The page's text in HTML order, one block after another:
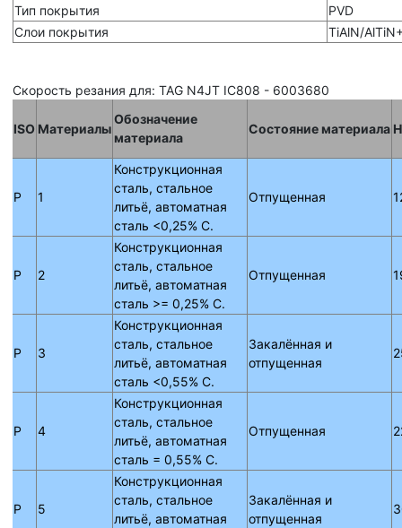
Тип покрытия
PVD
Слои покрытия
TiAlN/
Скорость резания для: TAG N4JT IC808 - 6003680
ISO Материалы
Обозначение
материала
Состояние материала
P 1
Конструкционная
сталь, стальное
литьё, автоматная
сталь <0,25% C.
Отпущенная
P 2
Конструкционная
сталь, стальное
литьё, автоматная
сталь >= 0,25% C.
Отпущенная
P 3
Конструкционная
сталь, стальное
литьё, автоматная
сталь <0,55% C.
Закалённая и
отпущенная
P 4
Конструкционная
сталь, стальное
литьё, автоматная
сталь = 0,55% C.
Отпущенная
P 5
Конструкционная
сталь, стальное
литьё, автоматная
Закалённая и
отпущенная